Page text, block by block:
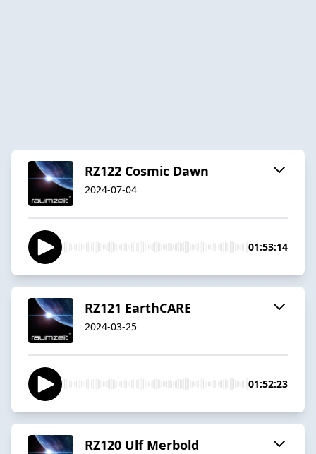
RZ122 Cosmic Dawn
2024-07-04
01:53:14
RZ121 EarthCARE
2024-03-25
01:52:23
RZ120 Ulf Merbold